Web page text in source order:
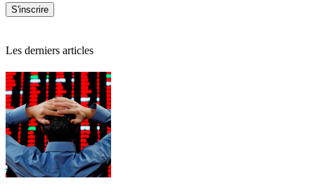
Les derniers articles